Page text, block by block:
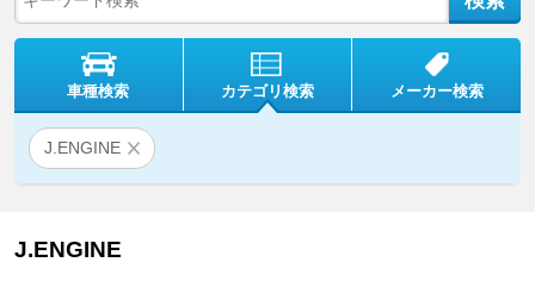
車種検索 カテゴリ検索 メーカー検索
J.ENGINE
J.ENGINE